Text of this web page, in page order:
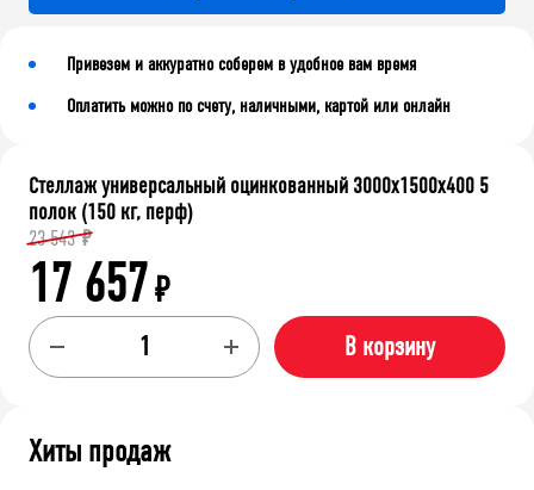
Привезем и аккуратно соберем в удобное вам время
Оплатить можно по счету, наличными, картой или онлайн
Стеллаж универсальный оцинкованный 3000x1500x400 5
полок (150 кг, перф)
23 543 ₽
17 657₽
В корзину
Хиты продаж